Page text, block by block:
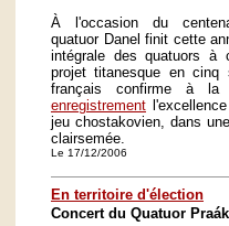
À l'occasion du
quatuor Danel finit cette
intégrale des quatuors à
projet titanesque en cinq
français confirme à
enregistrement
jeu chostakovien, dans
clairsemée.
Le 17/12/2006
En territoire d'élection
Concert du Quatuor